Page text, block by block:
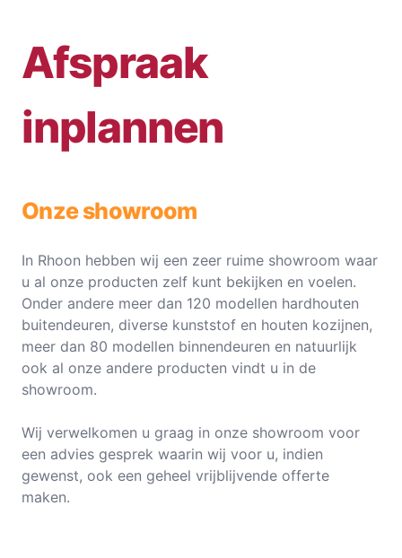
Afspraak
inplannen
Onze showroom
In Rhoon hebben wij een zeer ruime showroom waar
u al onze producten zelf kunt bekijken en voelen.
Onder andere meer dan 120 modellen hardhouten
buitendeuren, diverse kunststof en houten kozijnen,
meer dan 80 modellen binnendeuren en natuurlijk
ook al onze andere producten vindt u in de
showroom.
Wij verwelkomen u graag in onze showroom voor
een advies gesprek waarin wij voor u, indien
gewenst, ook een geheel vrijblijvende offerte
maken.